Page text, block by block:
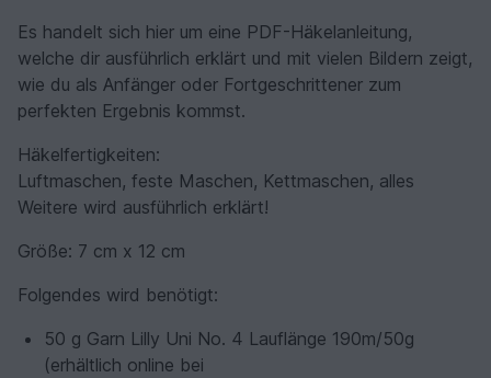
Es handelt sich hier um eine PDF-Häkelanleitung,
welche dir ausführlich erklärt und mit vielen Bildern zeigt,
wie du als Anfänger oder Fortgeschrittener zum
perfekten Ergebnis kommst.
Häkelfertigkeiten:
Luftmaschen, feste Maschen, Kettmaschen, alles
Weitere wird ausführlich erklärt!
Größe: 7 cm x 12 cm
Folgendes wird benötigt:
50 g Garn Lilly Uni No. 4 Lauflänge 190m/50g
(erhältlich online bei